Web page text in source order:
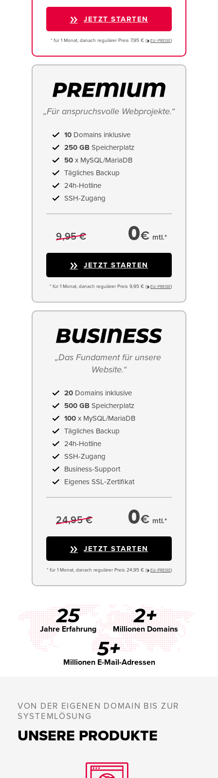
JETZT STARTEN
* für 1 Monat, danach regulärer Preis 7,95 € ( EU−PREISE)
„Für anspruchsvolle Webprojekte.“
10 Domains inklusive
250 GB Speicherplatz
50 x MySQL/MariaDB
Tägliches Backup
24h-Hotline
SSH-Zugang
9,95 € 0€ mtl.*
JETZT STARTEN
* für 1 Monat, danach regulärer Preis 9,95 € ( EU−PREISE)
„Das Fundament für unsere
Website.“
20 Domains inklusive
500 GB Speicherplatz
100 x MySQL/MariaDB
Tägliches Backup
24h-Hotline
SSH-Zugang
Business-Support
Eigenes SSL‑Zertifikat
24,95 € 0€ mtl.*
JETZT STARTEN
* für 1 Monat, danach regulärer Preis 24,95 € ( EU−PREISE)
25
Jahre Erfahrung
2+
Millionen Domains
5+
Millionen E-Mail-Adressen
VON DER EIGENEN DOMAIN BIS ZUR
SYSTEMLÖSUNG
UNSERE PRODUKTE